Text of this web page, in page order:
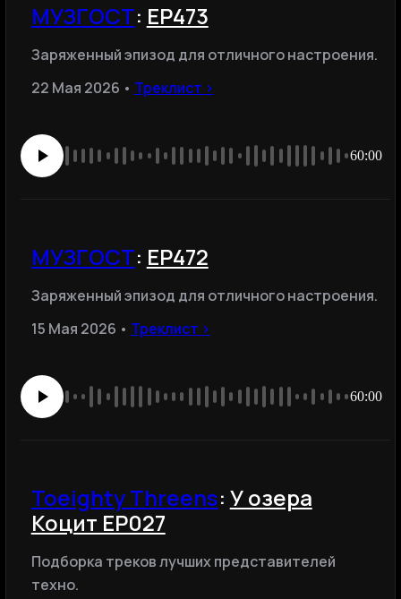
МУЗГОСТ: ЕР473
Заряженный эпизод для отличного настроения.
22 Мая 2026 • Треклист ›
60:00
МУЗГОСТ: ЕР472
Заряженный эпизод для отличного настроения.
15 Мая 2026 • Треклист ›
60:00
Toeighty Threens: У озера
Коцит EP027
Подборка треков лучших представителей
техно.